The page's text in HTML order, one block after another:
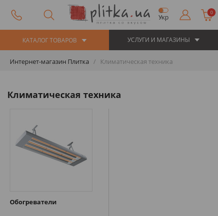
Укр
0
КАТАЛОГ ТОВАРОВ УСЛУГИ И МАГАЗИНЫ
Интернет-магазин Плитка Климатическая техника
Климатическая техника
Обогреватели